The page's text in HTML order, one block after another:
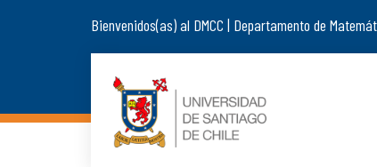
Bienvenidos(as) al DMCC | Departamento de